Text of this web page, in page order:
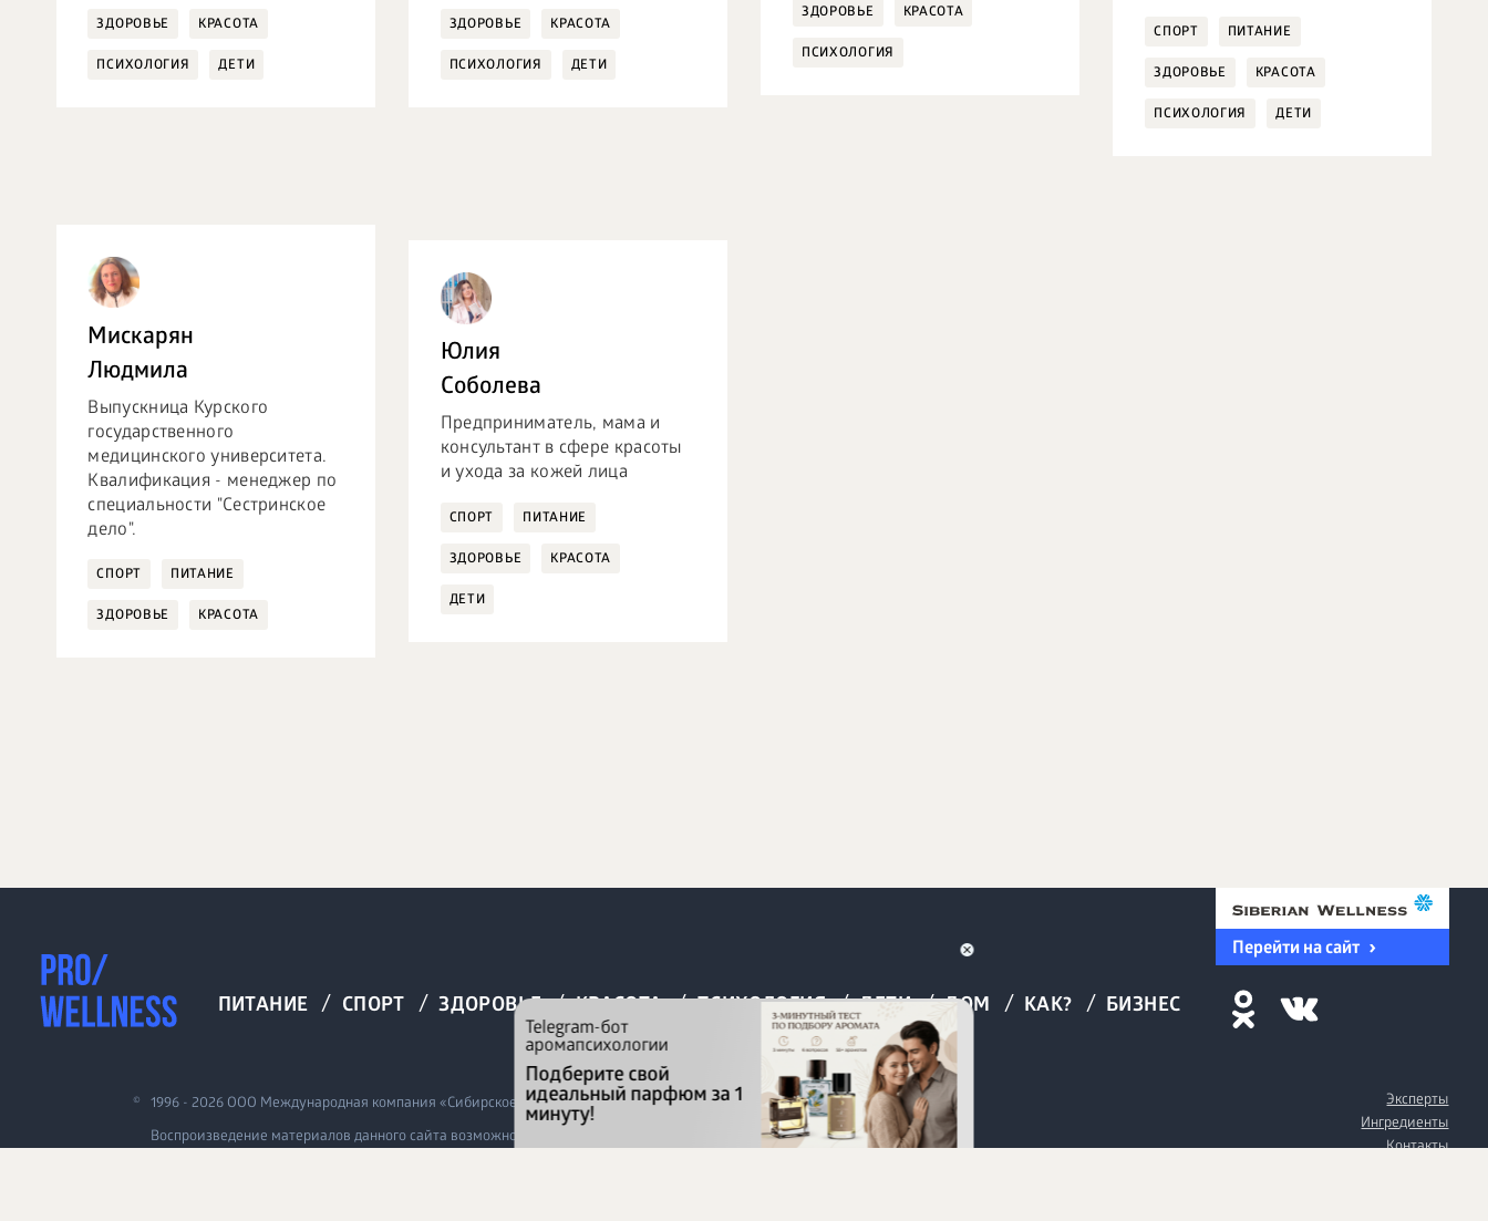
ЗДОРОВЬЕ КРАСОТА
ПСИХОЛОГИЯ ДЕТИ
ЗДОРОВЬЕ КРАСОТА
ПСИХОЛОГИЯ ДЕТИ
ЗДОРОВЬЕ КРАСОТА
ПСИХОЛОГИЯ
СПОРТ ПИТАНИЕ
ЗДОРОВЬЕ КРАСОТА
ПСИХОЛОГИЯ ДЕТИ
Мискарян
Людмила
Выпускница Курского
государственного
медицинского университета.
Квалификация - менеджер по
специальности "Сестринское
дело".
СПОРТ ПИТАНИЕ
ЗДОРОВЬЕ КРАСОТА
Юлия
Соболева
Предприниматель, мама и
консультант в сфере красоты
и ухода за кожей лица
СПОРТ ПИТАНИЕ
ЗДОРОВЬЕ КРАСОТА
ДЕТИ
Перейти на сайт
ПИТАНИЕ / СПОРТ / ЗДОРОВЬЕ / / ПСИХОЛОГИЯ / ДЕТИ / ДОМ / КАК? / БИЗНЕС
©
1996 - 2026 ООО Международная компания «Сибирское здоровье». Все права защищены.
Воспроизведение материалов данного сайта возможно при условии обязательного размещения активной ссылки на
Эксперты
Ингредиенты
Контакты
Telegram-бот
аромапсихологии
Подберите свой
идеальный парфюм за 1
минуту!